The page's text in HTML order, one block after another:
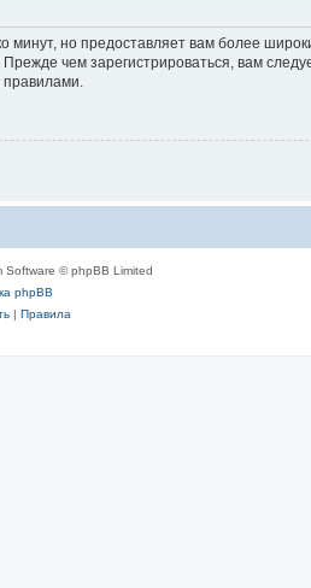
минут, но предоставляет вам более
чем зарегистрироваться, вам
правилами.
Software © phpBB Limited
phpBB
| Правила